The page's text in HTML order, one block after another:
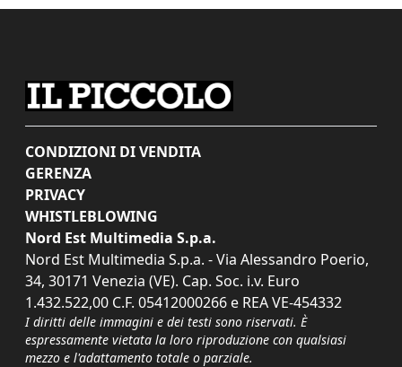
CONDIZIONI DI VENDITA
GERENZA
PRIVACY
WHISTLEBLOWING
Nord Est Multimedia S.p.a.
Nord Est Multimedia S.p.a. - Via Alessandro Poerio,
34, 30171 Venezia (VE). Cap. Soc. i.v. Euro
1.432.522,00 C.F. 05412000266 e REA VE-454332
I diritti delle immagini e dei testi sono riservati. È
espressamente vietata la loro riproduzione con qualsiasi
mezzo e l'adattamento totale o parziale.